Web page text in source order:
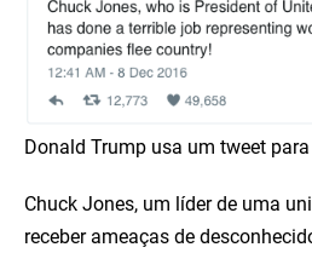
Donald Trump usa um tweet
Chuck Jones, um líder de uma
receber ameaças de